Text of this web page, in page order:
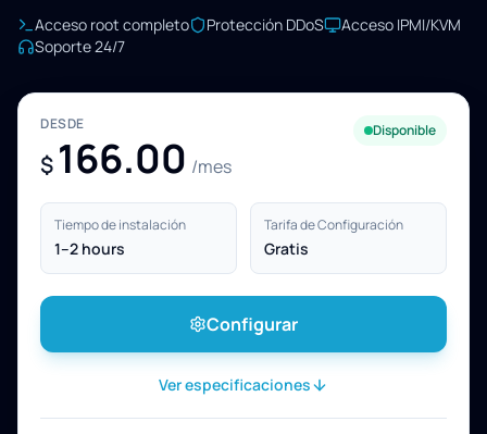
Acceso root completo Protección DDoS
Acceso IPMI/KVM
Soporte 24/7
DESDE
$ 166.00 /mes
Disponible
Tiempo de instalación
1–2 hours
Tarifa de Configuración
Gratis
Configurar
Ver especificaciones